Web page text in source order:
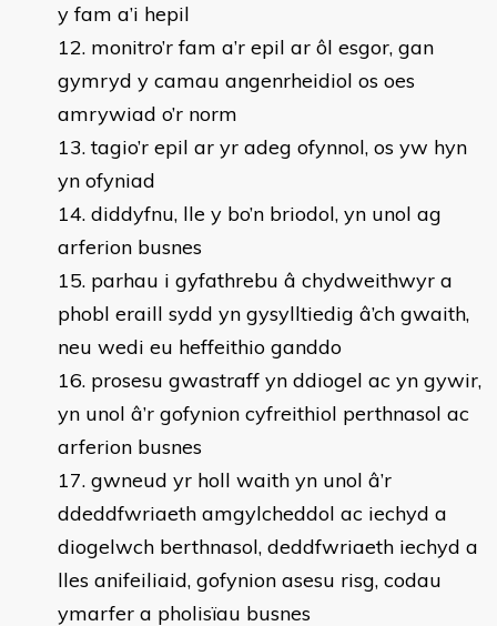
y fam a’i hepil
monitro’r fam a’r epil ar ôl esgor, gan
gymryd y camau angenrheidiol os oes
amrywiad o’r norm
tagio’r epil ar yr adeg ofynnol, os yw hyn
yn ofyniad
diddyfnu, lle y bo’n briodol, yn unol ag
arferion busnes
parhau i gyfathrebu â chydweithwyr a
phobl eraill sydd yn gysylltiedig â’ch gwaith,
neu wedi eu heffeithio ganddo
prosesu gwastraff yn ddiogel ac yn gywir,
yn unol â’r gofynion cyfreithiol perthnasol ac
arferion busnes
gwneud yr holl waith yn unol â’r
ddeddfwriaeth amgylcheddol ac iechyd a
diogelwch berthnasol, deddfwriaeth iechyd a
lles anifeiliaid, gofynion asesu risg, codau
ymarfer a pholisïau busnes